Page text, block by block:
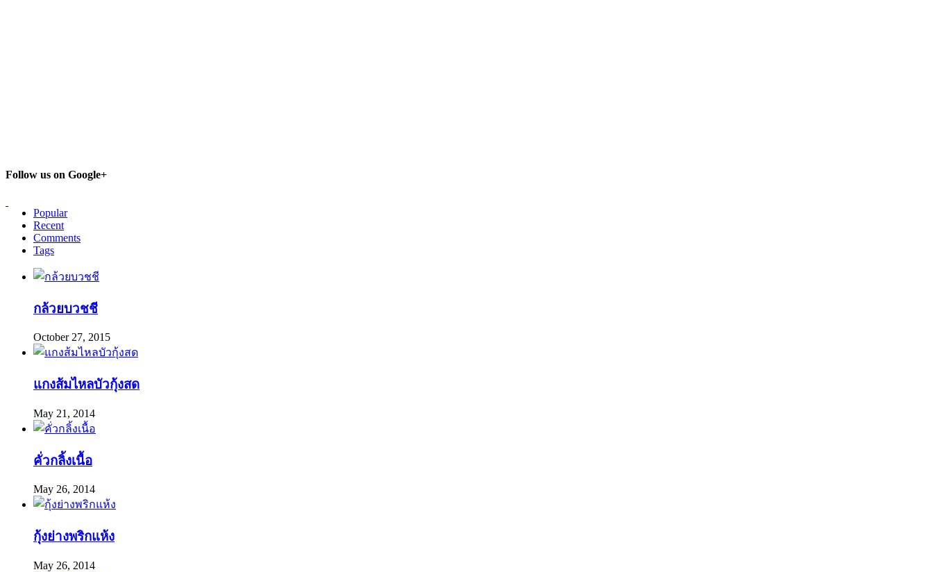
Follow us on Google+
Popular
Recent
Comments
Tags
กล้วยบวชชี
October 27, 2015
แกงส้มไหลบัวกุ้งสด
May 21, 2014
คั่วกลิ้งเนื้อ
May 26, 2014
กุ้งย่างพริกแห้ง
May 26, 2014